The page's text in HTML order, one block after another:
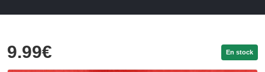
9.99€ En stock